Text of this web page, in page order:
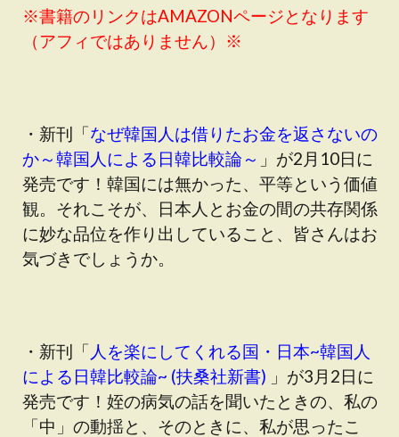
※書籍のリンクはAMAZONページとなります
（アフィではありません）※
・新刊「なぜ韓国人は借りたお金を返さないの
か～韓国人による日韓比較論～ 」が2月10日に
発売です！韓国には無かった、平等という価値
観。それこそが、日本人とお金の間の共存関係
に妙な品位を作り出していること、皆さんはお
気づきでしょうか。
・新刊「 人を楽にしてくれる国・日本~韓国人
による日韓比較論~ (扶桑社新書) 」が3月2日に
発売です！姪の病気の話を聞いたときの、私の
「中」の動揺と、そのときに、私が思ったこ